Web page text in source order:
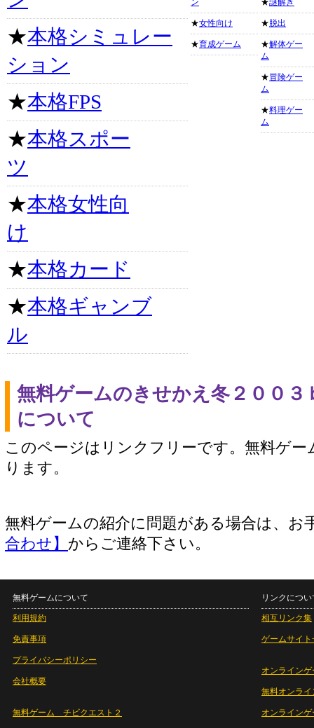
★本格シミュレー
ション
★本格FPS
★本格スポー
ツ
★本格女性向
け
★本格カード
★本格ギャンブ
ル
ン
★女性向け
★育成ゲーム
★謎解き
★ 脱出
★解体ゲー
ム
★冒険ゲー
ム
★料理ゲー
ム
無料ゲームのきせかえ冬２００３
について
このページはリンクフリーです。無料ゲー
ります。
無料ゲームの紹介に問題がある場合は、お
合わせ】 からご連絡下さい。
無料ゲームについて
利用規約
免責事項
プライバシーポリシー
会社概要
無料ゲーム チビクエスト２
リンクについ
相互リンク集
ゲームサイト
オンラインゲ
無料オンライ
オンライン